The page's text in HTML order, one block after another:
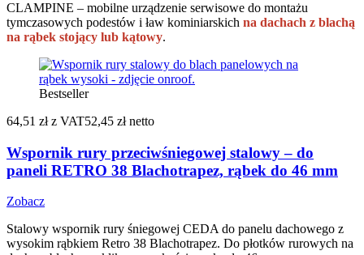
CLAMPINE – mobilne urządzenie serwisowe do montażu
tymczasowych podestów i ław kominiarskich na dachach z blachą
na rąbek stojący lub kątowy.
Bestseller
64,51 zł z VAT52,45 zł netto
Wspornik rury przeciwśniegowej stalowy – do
paneli RETRO 38 Blachotrapez, rąbek do 46 mm
Zobacz
Stalowy wspornik rury śniegowej CEDA do panelu dachowego z
wysokim rąbkiem Retro 38 Blachotrapez. Do płotków rurowych na